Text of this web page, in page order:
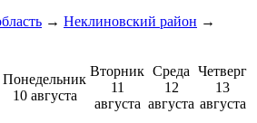
→ Неклиновский район →
Понедельник
10 августа
Вторник
11
августа
Среда
12
августа
Четверг
13
августа